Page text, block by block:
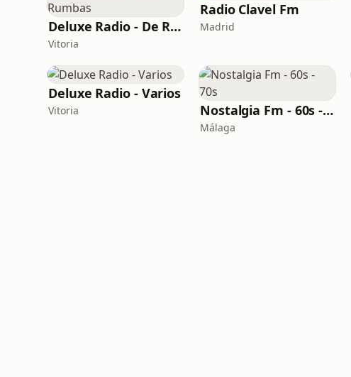
Deluxe Radio - De Rumbas
Vitoria
Radio Clavel Fm
Madrid
Deluxe Radio - Varios
Vitoria Nostalgia Fm - 60s - 70s
Málaga